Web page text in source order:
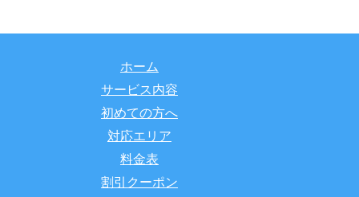
ホーム
サービス内容
初めての方へ
対応エリア
料金表
割引クーポン